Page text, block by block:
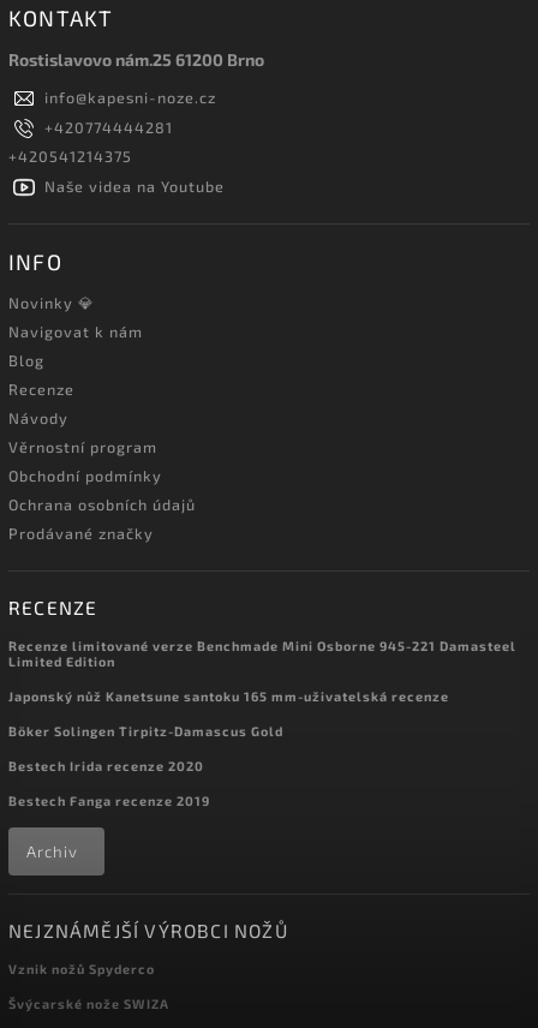
KONTAKT
Rostislavovo nám.25 61200 Brno
info@kapesni-noze.cz
+420774444281
+420541214375
Naše videa na Youtube
INFO
Novinky 💎
Navigovat k nám
Blog
Recenze
Návody
Věrnostní program
Obchodní podmínky
Ochrana osobních údajů
Prodávané značky
RECENZE
Recenze limitované verze Benchmade Mini Osborne 945-221 Damasteel
Limited Edition
Japonský nůž Kanetsune santoku 165 mm-uživatelská recenze
Böker Solingen Tirpitz-Damascus Gold
Bestech Irida recenze 2020
Bestech Fanga recenze 2019
Archiv
NEJZNÁMĚJŠÍ VÝROBCI NOŽŮ
Vznik nožů Spyderco
Švýcarské nože SWIZA